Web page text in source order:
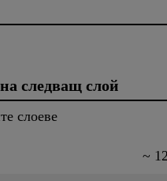
следващ слой
слоеве
~